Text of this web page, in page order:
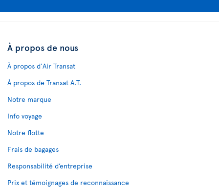
À propos de nous
À propos d'Air Transat
À propos de Transat A.T.
Notre marque
Info voyage
Notre flotte
Frais de bagages
Responsabilité d’entreprise
Prix et témoignages de reconnaissance